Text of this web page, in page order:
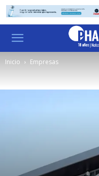
Inicio Empresas